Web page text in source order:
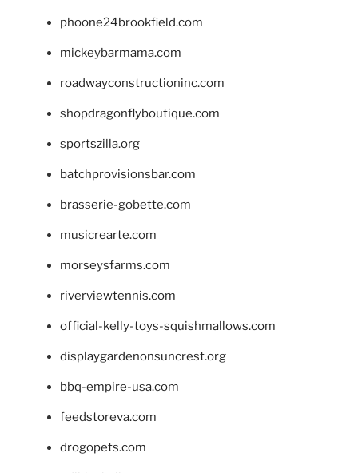
phoone24brookfield.com
mickeybarmama.com
roadwayconstructioninc.com
shopdragonflyboutique.com
sportszilla.org
batchprovisionsbar.com
brasserie-gobette.com
musicrearte.com
morseysfarms.com
riverviewtennis.com
official-kelly-toys-squishmallows.com
displaygardenonsuncrest.org
bbq-empire-usa.com
feedstoreva.com
drogopets.com